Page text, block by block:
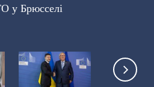
у Брюсселі